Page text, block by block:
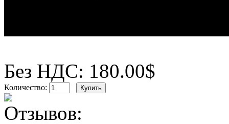
Без НДС: 180.00$
Количество: